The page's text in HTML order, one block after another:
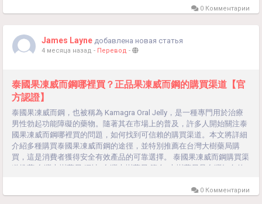
的售後服務，並提供專業藥師的諮詢。 優勢: 品質保證：所有產品均經
藥安全。 售後保障：提供完善的售後服務，如有問題可及時解決。線上
藥局 介紹:...
0 Комментарии
James Layne добавлена новая статья
4 месяца назад - Перевод -
泰國果凍威而鋼哪裡買？正品果凍威而鋼的購買渠道【官
方認證】
泰國果凍威而鋼，也被稱為 Kamagra Oral Jelly，是一種專門用於治療
男性勃起功能障礙的藥物。隨著其在市場上的普及，許多人開始關注泰
國果凍威而鋼哪裡買的問題，如何找到可信賴的購買渠道。本文將詳細
介紹多種購買泰國果凍威而鋼的途徑，並特別推薦在台灣大樹藥局購
買，這是消費者獲得安全有效產品的可靠選擇。 泰國果凍威而鋼購買渠
道推薦 台灣大樹藥局 網址: 台灣大樹藥局 簡介: 大樹藥局是台灣知名的
的售後服務，並提供專業藥師的諮詢。 優勢: 品質保證：所有產品均經
0 Комментарии